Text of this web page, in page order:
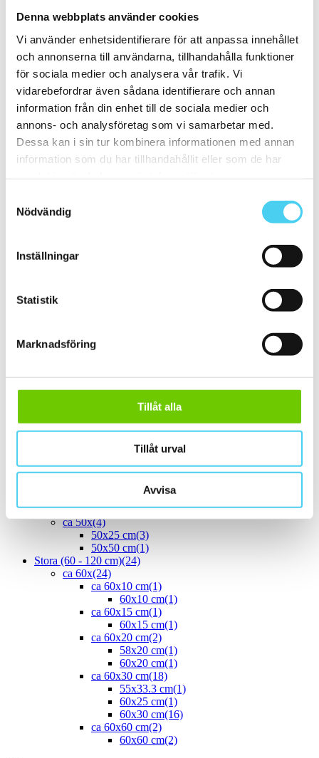
Denna webbplats använder cookies
Vi använder enhetsidentifierare för att anpassa innehållet
och annonserna till användarna, tillhandahålla funktioner
för sociala medier och analysera vår trafik. Vi
vidarebefordrar även sådana identifierare och annan
information från din enhet till de sociala medier och
annons- och analysföretag som vi samarbetar med.
Dessa kan i sin tur kombinera informationen med annan
information som du har tillhandahållit eller som de har
Nödvändig
Inställningar
Statistik
Marknadsföring
Tillåt alla
Tillåt urval
Avvisa
20x5 cm(2)
20x10 cm(4)
20x30 cm(1)
20x40 cm(1)
ca 20x60 cm(2)
20x60 cm(1)
Mellan (25 - 50 cm)(67)
ca 25x (16)
25x6.2 cm(1)
25x6 cm(2)
30x20 cm
ca 30x60 cm(16)
30x60 cm(16)
33.3x55 cm(1)
40x20 cm(1)
(5)
45x15 cm(1)
ca 50x(4)
50x25 cm(3)
50x50 cm(1)
Stora (60 - 120 cm)(24)
ca 60x(24)
ca 60x10 cm(1)
60x10 cm(1)
ca 60x15 cm(1)
60x15 cm(1)
ca 60x20 cm(2)
58x20 cm(1)
60x20 cm(1)
ca 60x30 cm(18)
55x33.3 cm(1)
60x25 cm(1)
60x30 cm(16)
ca 60x60 cm(2)
60x60 cm(2)